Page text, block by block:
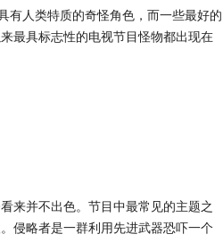
有人类特质的奇怪角色，而一些最好的
最具标志性的电视节目怪物都出现在
来并不出色。节目中最常见的主题之
侵略者是一群利用先进武器恐吓一个